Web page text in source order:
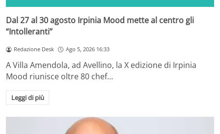
Dal 27 al 30 agosto Irpinia Mood mette al centro gli
“Intolleranti”
Redazione Desk Ago 5, 2026 16:33
A Villa Amendola, ad Avellino, la X edizione di Irpinia
Mood riunisce oltre 80 chef…
Leggi di più